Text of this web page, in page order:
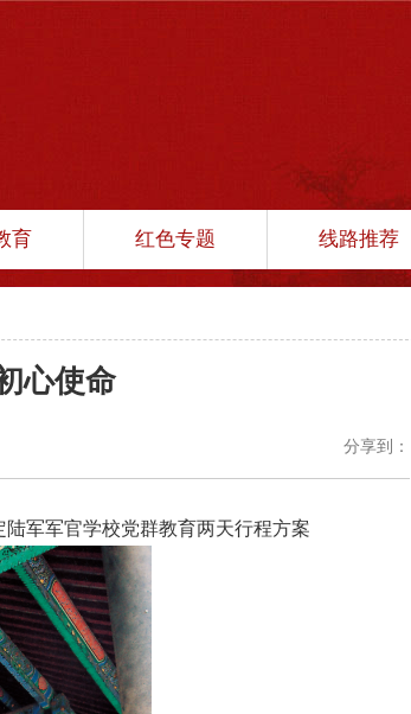
育 红色专题 线路推荐
心使命
分享到：
军军官学校党群教育两天行程方案